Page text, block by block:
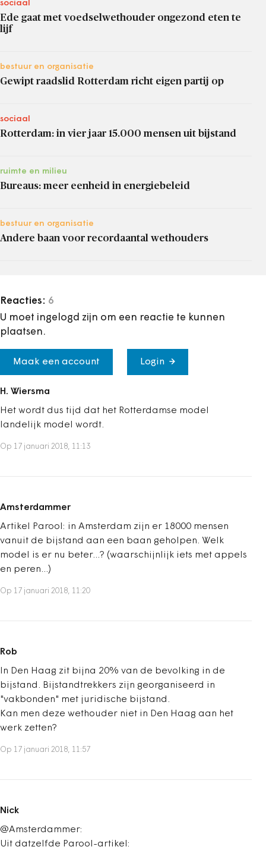
sociaal
Ede gaat met voedselwethouder ongezond eten te
lijf
bestuur en organisatie
Gewipt raadslid Rotterdam richt eigen partij op
sociaal
Rotterdam: in vier jaar 15.000 mensen uit bijstand
ruimte en milieu
Bureaus: meer eenheid in energiebeleid
bestuur en organisatie
Andere baan voor recordaantal wethouders
Reacties: 6
U moet ingelogd zijn om een reactie te kunnen
plaatsen.
Maak een account Login
H. Wiersma
Het wordt dus tijd dat het Rotterdamse model
landelijk model wordt.
Op 17 januari 2018, 11:13
Amsterdammer
Artikel Parool: in Amsterdam zijn er 18000 mensen
vanuit de bijstand aan een baan geholpen. Welk
model is er nu beter...? (waarschijnlijk iets met appels
en peren...)
Op 17 januari 2018, 11:20
Rob
In Den Haag zit bijna 20% van de bevolking in de
bijstand. Bijstandtrekkers zijn georganiseerd in
"vakbonden" met juridische bijstand.
Kan men deze wethouder niet in Den Haag aan het
werk zetten?
Op 17 januari 2018, 11:57
Nick
@Amsterdammer:
Uit datzelfde Parool-artikel: